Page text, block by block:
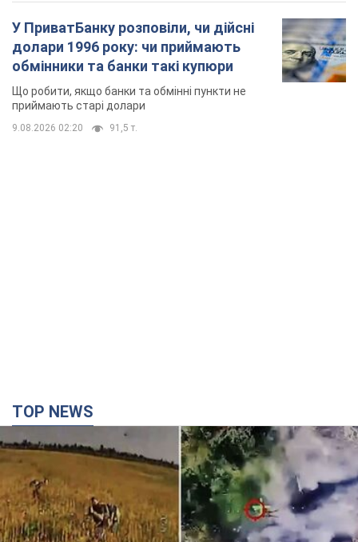
"Мінус техніка, мінус піхота!" У мережі показали
ювелірну роботу пілотів FPV. Відео
На оприлюднених кадрах зафіксовано удари по укриттях,
автомобілях, інженерній техніці та живій силі російських
військ